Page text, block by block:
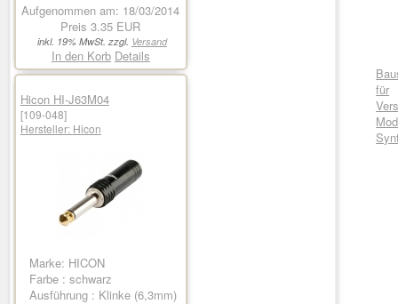
Aufgenommen am: 18/03/2014
Preis3.35 EUR
inkl. 19% MwSt. zzgl. Versand
In den Korb Details
Hicon HI-J63M04
[109-048]
Hersteller: Hicon
Marke: HICON
Farbe : schwarz
Ausführung : Klinke (6,3mm)
für